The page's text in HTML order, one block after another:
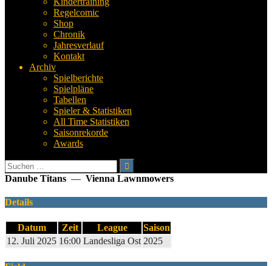
Regelcomic
Shop
Chronik
Jahresverlauf
Kontakt
Archiv
Spielberichte
Spielpläne
Tabellen
Spieler & Statistiken
All Time Statistiken
Saisonrekorde
Awards
Suchen
nach:
Danube Titans — Vienna Lawnmowers
Details
Datum Zeit League
Saison
12. Juli 2025 16:00 Landesliga Ost 2025